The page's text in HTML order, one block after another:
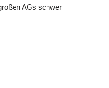
AGs schwer,